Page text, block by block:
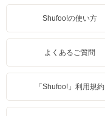
Shufoo!の使い方
よくあるご質問
「Shufoo!」利用規約